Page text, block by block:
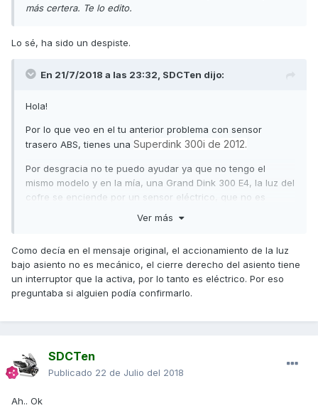
más certera. Te lo edito.
Lo sé, ha sido un despiste.
En 21/7/2018 a las 23:32, SDCTen dijo:
Hola!
Por lo que veo en el tu anterior problema con sensor
trasero ABS, tienes una Superdink 300i de 2012.
Por desgracia no te puedo ayudar ya que no tengo el
mismo modelo y en la mía, una Grand Dink 300 E4, la luz del
cofre se enciende por un sensor eléctrico, que no es
Eso sí, te daría un consejo que es que podrías poner el
modelo de tu moto en el enunciado para que alguien con tu
mismo modelo te pueda ayudar sin tener que buscar qué
moto tienes.
Ver más
Como decía en el mensaje original, el accionamiento de la luz
bajo asiento no es mecánico, el cierre derecho del asiento tiene
un interruptor que la activa, por lo tanto es eléctrico. Por eso
preguntaba si alguien podía confirmarlo.
SDCTen
Publicado 22 de Julio del 2018
Ah.. Ok